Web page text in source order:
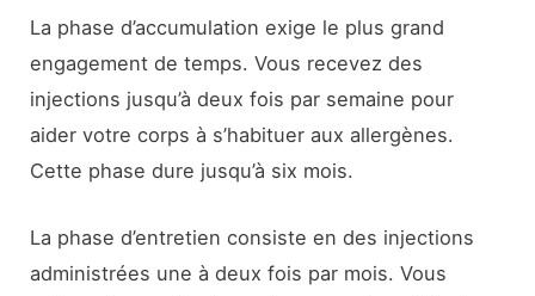
La phase d’accumulation exige le plus grand
engagement de temps. Vous recevez des
injections jusqu’à deux fois par semaine pour
aider votre corps à s’habituer aux allergènes.
Cette phase dure jusqu’à six mois.
La phase d’entretien consiste en des injections
administrées une à deux fois par mois. Vous